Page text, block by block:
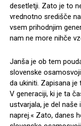
desetletji. Zato je to
vrednotno središče
vsem prihodnjim
nam ne more nihče
Janša je ob tem
slovenske
da ukiniti. Zapisana je
V generaciji, ki je ta
ustvarjala, je del naše
naprej.« Zato, danes